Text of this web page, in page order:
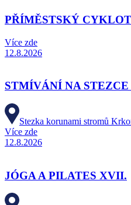
PŘÍMĚSTSKÝ
Více zde
12.8.2026
STMÍVÁNÍ NA
Stezka korunami stromů
Více zde
12.8.2026
JÓGA A PILATES XVII.